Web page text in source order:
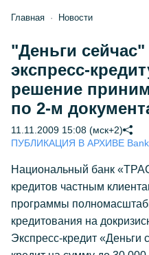
Главная Новости
"Деньги
экспресс-
решение
по 2-м
11.11.2009 15:08 (мск+2)
ПУБЛИКАЦИЯ В АРХИВЕ
Национальный банк
кредитов частным
программы
кредитования на
Экспресс-кредит «Деньги